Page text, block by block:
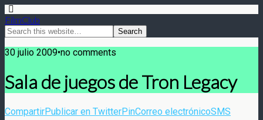
FilmClub
30 julio 2009•no comments
Sala de juegos de Tron Legacy
CompartirPublicar en TwitterPinCorreo electrónicoSMS